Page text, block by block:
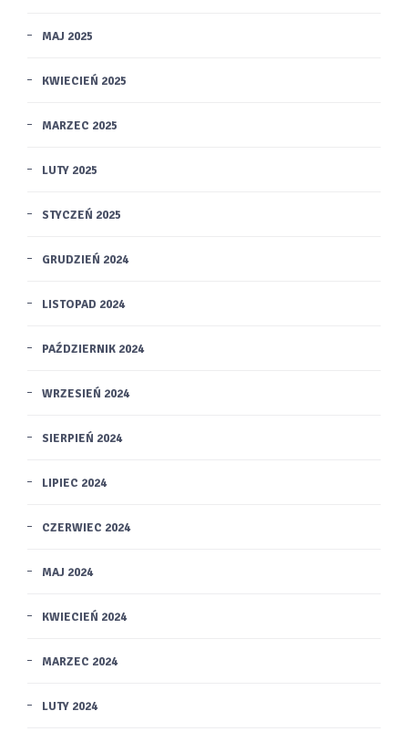
MAJ 2025
KWIECIEŃ 2025
MARZEC 2025
LUTY 2025
STYCZEŃ 2025
GRUDZIEŃ 2024
LISTOPAD 2024
PAŹDZIERNIK 2024
WRZESIEŃ 2024
SIERPIEŃ 2024
LIPIEC 2024
CZERWIEC 2024
MAJ 2024
KWIECIEŃ 2024
MARZEC 2024
LUTY 2024